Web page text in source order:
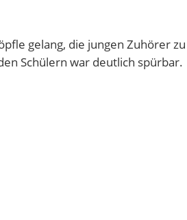
gelang, die jungen Zuhörer
Schülern war deutlich spürbar.